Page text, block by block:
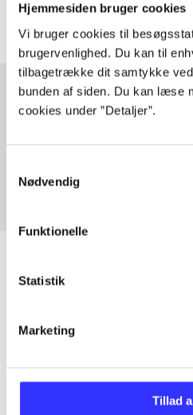
Hjemmesiden bruger cookies
Vi bruger cookies til
brugervenlighed. Du kan til
tilbagetrække dit samtykke
bunden af siden. Du kan læse
cookies under ”Detaljer”.
Nødvendig
Funktionelle
Statistik
Marketing
Tillad
Alle registrerede artikler